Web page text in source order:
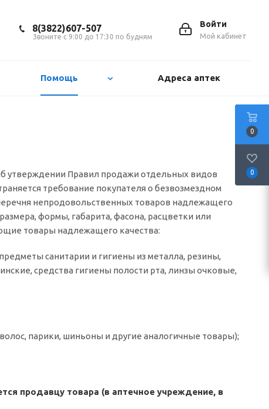
Войти
Мой кабинет
8(3822)607-507
Звоните с 9:00 до 17:30 по будням
Помощь Адреса аптек
утверждении Правил продажи отдельных видов
требование покупателя о безвозмездном
непродовольственных товаров надлежащего
формы, габарита, фасона, расцветки или
товары надлежащего качества:
санитарии и гигиены из металла, резины,
средства гигиены полости рта, линзы очковые,
парики, шиньоны и другие аналогичные товары);
продавцу товара (в аптечное учреждение, в
0
0